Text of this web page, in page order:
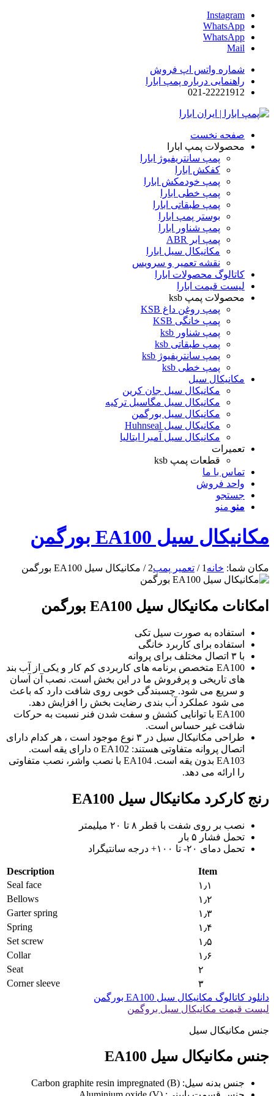
Instagram
WhatsApp
WhatsApp
Mail
شماره واتس اپ فروش
راهنمایی درباره پمپ ابارا
021-22221912
صفحه نخست
محصولات پمپ ابارا
پمپ سانتریفیوژ ابارا
کفکش ابارا
پمپ خودمکش ابارا
پمپ خطی ابارا
پمپ طبقاتی ابارا
بوستر پمپ ابارا
پمپ شناور ابارا
پمپ ابر ABR
مکانیکال سیل ابارا
نقشه تعمیر و سرویس
کاتالوگ محصولات ابارا
لیست قیمت ابارا
محصولات پمپ ksb
پمپ روغن داغ KSB
پمپ خانگی KSB
پمپ شناور ksb
پمپ طبقاتی ksb
پمپ سانتریفیوژ ksb
پمپ خطی ksb
مکانیکال سیل
مکانیکال سیل جان کرین
مکانیکال سیل مگاسیل ترکیه
مکانیکال سیل بورگمن
مکانیکال سیل Huhnseal
مکانیکال سیل آمبرا ایتالیا
تعمیرات
قطعات پمپ ksb
تماس با ما
واحد فروش
جستجو
منو منو
مکانیکال سیل EA100 بورگمن
مکان شما: خانه 1
/ تعمیر پمپ2
/ مکانیکال سیل EA100 بورگمن
امکانات مکانیکال سیل EA100 بورگمن
استفاده به صورت سیل تکی
استفاده برای کاربرد خانگی
با ۳ اتصال مختلف برای پروانه
EA100 متخصص برنامه های کاربردی کم کار و یکی از آب بند
های تاریخی و پرفروش ما در این بخش است. نصب آن آسان
و سریع می شود. چسبندگی خوبی روی شافت دارد که باعث
می شود عملکرد آب بندی رضایت بخش را افزایش دهد.
EA100 با توانایی کشش و سفت شدن فنر نسبت به حرکات
شافت غیر حساس است.
طراحی مکانیکال سیل در ۳ نوع موجود است ، هر کدام دارای
اتصال پروانه متفاوتی هستند: o EA102 دارای یقه است.
EA103 بدون یقه است. EA104 با نصب واشر، نصب متفاوتی
را ارائه می دهد.
رنج کارکرد مکانیکال سیل EA100
نصب بر روی شفت با قطر ۸ تا ۲۰ میلیمتر
تحمل فشار ۵ بار
تحمل دمای ۲۰- تا ۱۰۰+ درجه سانتیگراد
Item
Description
۱٫۱
Seal face
۱٫۲
Bellows
۱٫۳
Garter spring
۱٫۴
Spring
۱٫۵
Set screw
۱٫۶
Collar
۲
Seat
۳
Corner sleeve
دانلود کاتالوگ مکانیکال سیل EA100 بورگمن
لیست قیمت مکانیکال سیل بروگمن
جنس مکانیکال سیل
جنس مکانیکال سیل EA100
جنس بدنه سیل: Carbon graphite resin impregnated (B)